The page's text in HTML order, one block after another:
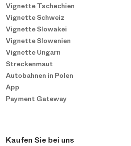
Vignette Tschechien
Vignette Schweiz
Vignette Slowakei
Vignette Slowenien
Vignette Ungarn
Streckenmaut
Autobahnen in Polen
App
Payment Gateway
Kaufen Sie bei uns